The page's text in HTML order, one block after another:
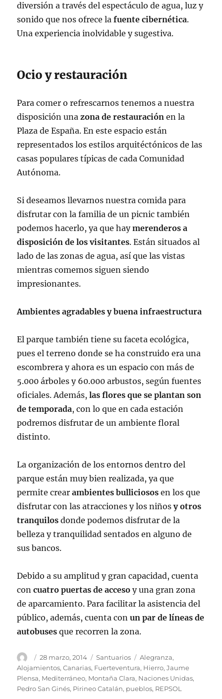
diversión a través del espectáculo de agua, luz y
sonido que nos ofrece lafuente cibernética.
Una experiencia inolvidable y sugestiva.
Ocio y restauración
Para comer o refrescarnos tenemos a nuestra
disposición unazona de restauración en la
Plaza de España. En este espacio están
representados los estilos arquitéctónicos de las
casas populares típicas de cada Comunidad
Autónoma.
Si deseamos llevarnos nuestra comida para
disfrutar con la familia de un picnic también
podemos hacerlo, ya que haymerenderos a
disposición de los visitantes. Están situados al
lado de las zonas de agua, así que las vistas
mientras comemos siguen siendo
impresionantes.
Ambientes agradables y buena infraestructura
El parque también tiene su faceta ecológica,
pues el terreno donde se ha construido era una
escombrera y ahora es un espacio con más de
5.000 árboles y 60.000 arbustos, según fuentes
oficiales. Además,las flores que se plantan son
de temporada, con lo que en cada estación
podremos disfrutar de un ambiente floral
distinto.
La organización de los entornos dentro del
parque están muy bien realizada, ya que
permite crearambientes bulliciosos en los que
disfrutar con las atracciones y los niñosy otros
tranquilos donde podemos disfrutar de la
belleza y tranquilidad sentados en alguno de
sus bancos.
Debido a su amplitud y gran capacidad, cuenta
concuatro puertas de acceso y una gran zona
de aparcamiento. Para facilitar la asistencia del
público, además, cuenta conun par de líneas de
autobuses que recorren la zona.
AutorPublicado
el
28 marzo, 2014 Categorías
Santuarios Etiquetas
Alegranza,
Alojamientos,Canarias, Fuerteventura, Hierro,Jaume
Plensa, Mediterráneo, Montaña Clara, Naciones Unidas,
Pedro San Ginés, Pirineo Catalán, pueblos, REPSOL